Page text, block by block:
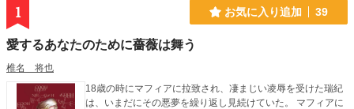
1 お気に入り追加 39
愛するあなたのために薔薇は舞う
椎名 将也
18歳の時にマフィアに拉致され、凄まじい凌辱を受けた瑞紀
は、いまだにその悪夢を繰り返し見続けていた。 マフィアに